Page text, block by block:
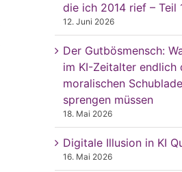
die ich 2014 rief – Teil
12. Juni 2026
Der Gutbösmensch:
im KI-Zeitalter endlich
moralischen
sprengen müssen
18. Mai 2026
Digitale Illusion in KI
16. Mai 2026